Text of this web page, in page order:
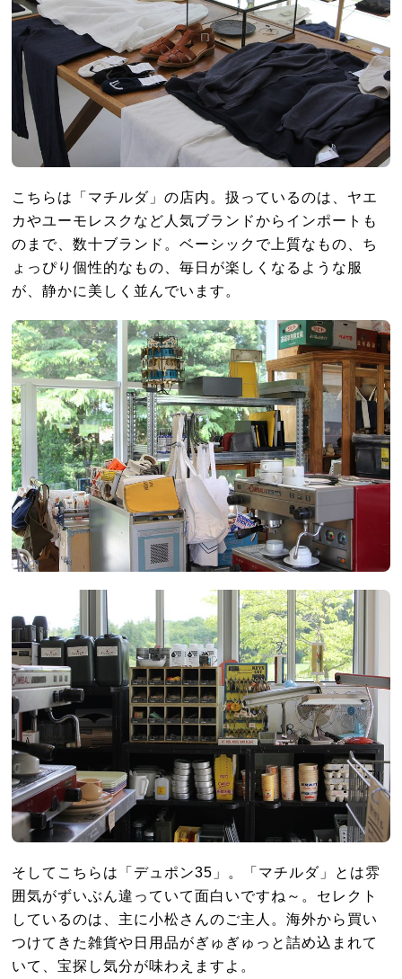
こちらは「マチルダ」の店内。扱っているのは、ヤエ
カやユーモレスクなど人気ブランドからインポートも
のまで、数十ブランド。ベーシックで上質なもの、ち
ょっぴり個性的なもの、毎日が楽しくなるような服
が、静かに美しく並んでいます。
そしてこちらは「デュポン35」。「マチルダ」とは雰
囲気がずいぶん違っていて面白いですね～。セレクト
しているのは、主に小松さんのご主人。海外から買い
つけてきた雑貨や日用品がぎゅぎゅっと詰め込まれて
いて、宝探し気分が味わえますよ。